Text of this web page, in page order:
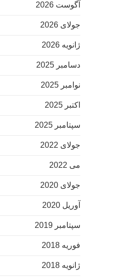
آگوست 2026
جولای 2026
ژانویه 2026
دسامبر 2025
نوامبر 2025
اکتبر 2025
سپتامبر 2025
جولای 2022
می 2022
جولای 2020
آوریل 2020
سپتامبر 2019
فوریه 2018
ژانویه 2018